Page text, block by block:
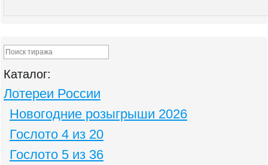
Каталог:
Лотереи России
Новогодние розыгрыши 2026
Гослото 4 из 20
Гослото 5 из 36